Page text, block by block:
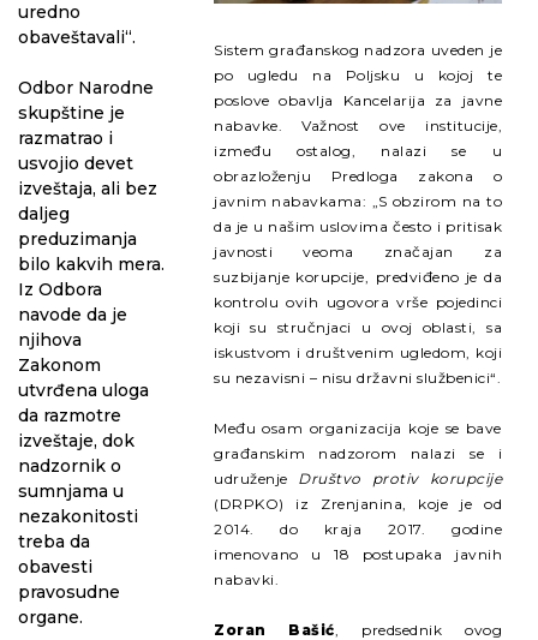
Sistem građanskog nadzora uveden je
po ugledu na Poljsku u kojoj te
poslove obavlja Kancelarija za javne
nabavke. Važnost ove institucije,
između ostalog, nalazi se u
obrazloženju Predloga zakona o
javnim nabavkama: „S obzirom na to
da je u našim uslovima često i pritisak
javnosti veoma značajan za
suzbijanje korupcije, predviđeno je da
kontrolu ovih ugovora vrše pojedinci
koji su stručnjaci u ovoj oblasti, sa
iskustvom i društvenim ugledom, koji
su nezavisni – nisu državni službenici“.
Među osam organizacija koje se bave
građanskim nadzorom nalazi se i
udruženje Društvo protiv korupcije
(DRPKO) iz Zrenjanina, koje je od
2014. do kraja 2017. godine
imenovano u 18 postupaka javnih
nabavki.
Zoran Bašić, predsednik ovog
uredno
obaveštavali“.
Odbor Narodne
skupštine je
razmatrao i
usvojio devet
izveštaja, ali bez
daljeg
preduzimanja
bilo kakvih mera.
Iz Odbora
navode da je
njihova
Zakonom
utvrđena uloga
da razmotre
izveštaje, dok
nadzornik o
sumnjama u
nezakonitosti
treba da
obavesti
pravosudne
organe.